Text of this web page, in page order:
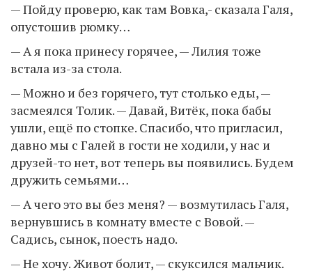
— Пойду проверю, как там Вовка,- сказала Галя,
опустошив рюмку…
— А я пока принесу горячее, — Лилия тоже
встала из-за стола.
— Можно и без горячего, тут столько еды, —
засмеялся Толик. — Давай, Витёк, пока бабы
ушли, ещё по стопке. Спасибо, что пригласил,
давно мы с Галей в гости не ходили, у нас и
друзей-то нет, вот теперь вы появились. Будем
дружить семьями…
— А чего это вы без меня? — возмутилась Галя,
вернувшись в комнату вместе с Вовой. —
Садись, сынок, поесть надо.
— Не хочу. Живот болит, — скуксился мальчик.